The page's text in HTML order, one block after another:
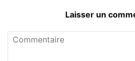
Laisser un